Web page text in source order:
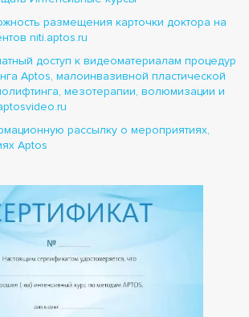
размещения карточки доктора на
niti.aptos.ru
доступ к видеоматериалам процедур
Aptos, малоинвазивной пластической
мезотерапии, волюмизации и
рассылку о мероприятиях,
Aptos